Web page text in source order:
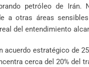
petróleo de
a otras áreas
del entendimiento
acuerdo estratégico de
cerca del 20% del